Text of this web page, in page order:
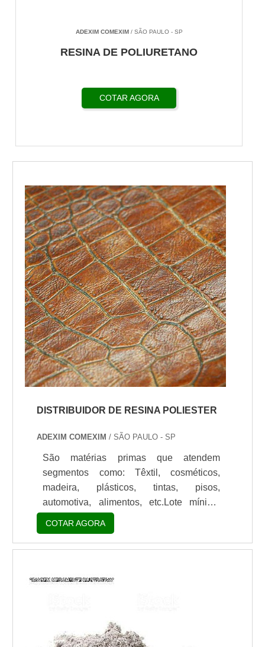
ADEXIM COMEXIM/ SÃO PAULO - SP
RESINA DE POLIURETANO
COTAR AGORA
DISTRIBUIDOR DE RESINA POLIESTER
ADEXIM COMEXIM/ SÃO PAULO - SP
São matérias primas que atendem
segmentos como: Têxtil, cosméticos,
madeira, plásticos, tintas, pisos,
automotiva, alimentos, etc.Lote mínimo
de: 1 embalagem - 20kgImportância do
produtoUm distribuidor de resina poliester
possui grande importância no mercado,
diversos setores da indústria. A resina é
estado líquido para o sól...
COTAR AGORA